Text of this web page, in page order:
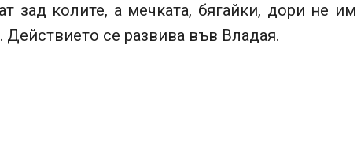
зад колите, а мечката, бягайки, дори не им
се развива във Владая.